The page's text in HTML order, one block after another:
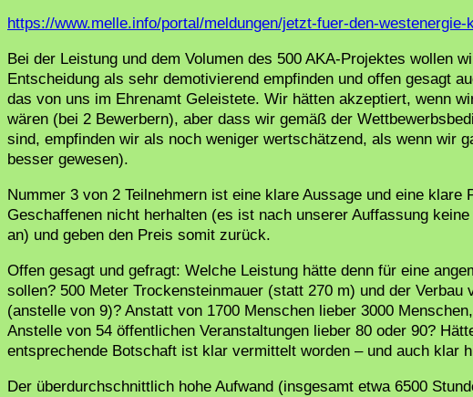
https://www.melle.info/portal/meldungen/jetzt-fuer-den-
Bei der Leistung und dem Volumen des 500 AKA-Projektes wollen
Entscheidung als sehr demotivierend empfinden und offen gesagt
das von uns im Ehrenamt Geleistete. Wir hätten akzeptiert, wenn
wären (bei 2 Bewerbern), aber dass wir gemäß der
sind, empfinden wir als noch weniger wertschätzend, als wenn wir
besser gewesen).
Nummer 3 von 2 Teilnehmern ist eine klare Aussage und eine
Geschaffenen nicht herhalten (es ist nach unserer Auffassung
an) und geben den Preis somit zurück.
Offen gesagt und gefragt: Welche Leistung hätte denn für eine
sollen? 500 Meter Trockensteinmauer (statt 270 m) und der Verbau
(anstelle von 9)? Anstatt von 1700 Menschen lieber 3000
Anstelle von 54 öffentlichen Veranstaltungen lieber 80 oder 90?
entsprechende Botschaft ist klar vermittelt worden – und auch klar
Der überdurchschnittlich hohe Aufwand (insgesamt etwa 6500